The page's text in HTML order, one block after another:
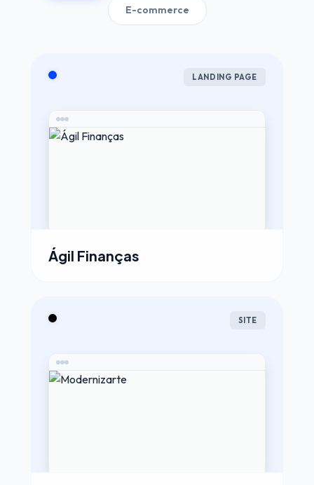
E-commerce
LANDING PAGE
Ágil Finanças
SITE